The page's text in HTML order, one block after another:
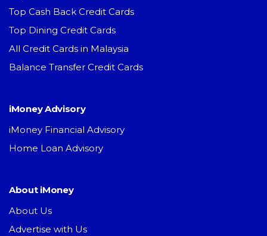
Top Cash Back Credit Cards
Top Dining Credit Cards
All Credit Cards in Malaysia
Balance Transfer Credit Cards
iMoney Advisory
iMoney Financial Advisory
Home Loan Advisory
About iMoney
About Us
Advertise with Us